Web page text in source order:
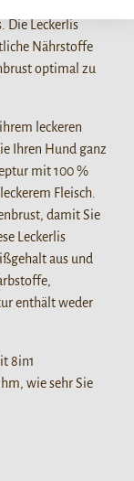
Die Leckerlis
Nährstoffe
optimal zu
leckeren
Ihren Hund ganz
mit 100 %
Fleisch.
damit Sie
Leckerlis
aus und
enthält weder
8in1
wie sehr Sie